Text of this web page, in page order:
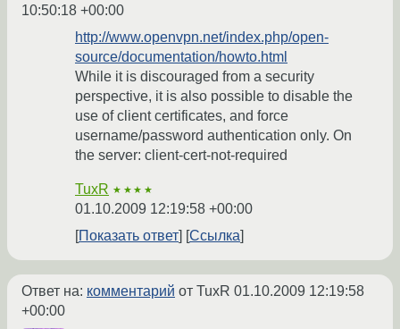
10:50:18 +00:00
http://www.openvpn.net/index.php/open-
source/documentation/howto.html
While it is discouraged from a security
perspective, it is also possible to disable the
use of client certificates, and force
username/password authentication only. On
the server: client-cert-not-required
TuxR ★★★★
01.10.2009 12:19:58 +00:00
Показать ответ
Ссылка
Ответ на: комментарий от TuxR 01.10.2009 12:19:58
+00:00